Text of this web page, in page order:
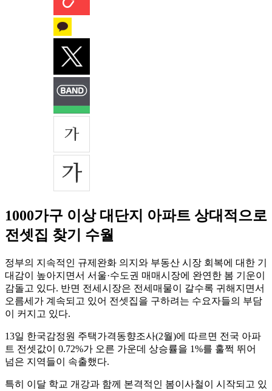
1000가구 이상 대단지 아파트 상대적으로
전셋집 찾기 수월
정부의 지속적인 규제완화 의지와 부동산 시장 회복에 대한 기
대감이 높아지면서 서울·수도권 매매시장에 완연한 봄 기운이
감돌고 있다. 반면 전세시장은 전세매물이 갈수록 귀해지면서
오름세가 계속되고 있어 전셋집을 구하려는 수요자들의 부담
이 커지고 있다.
13일 한국감정원 주택가격동향조사(2월)에 따르면 전국 아파
트 전셋값이 0.72%가 오른 가운데 상승률을 1%를 훌쩍 뛰어
넘은 지역들이 속출했다.
특히 이달 학교 개강과 함께 본격적인 봄이사철이 시작되고 있